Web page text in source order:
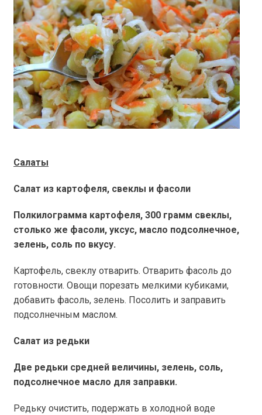
Салаты
Салат из картофеля, свеклы и фасоли
Полкилограмма картофеля, 300 грамм свеклы,
столько же фасоли, уксус, масло подсолнечное,
зелень, соль по вкусу.
Картофель, свеклу отварить. Отварить фасоль до
готовности. Овощи порезать мелкими кубиками,
добавить фасоль, зелень. Посолить и заправить
подсолнечным маслом.
Салат из редьки
Две редьки средней величины, зелень, соль,
подсолнечное масло для заправки.
Редьку очистить, подержать в холодной воде